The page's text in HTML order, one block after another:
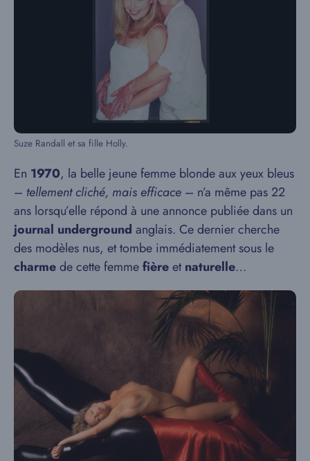
Suze Randall et sa fille Holly.
En 1970, la belle jeune femme blonde aux yeux bleus
– tellement cliché, mais efficace – n’a même pas 22
ans lorsqu’elle répond à une annonce publiée dans un
journal underground anglais. Ce dernier cherche
des modèles nus, et tombe immédiatement sous le
charmede cette femmefièreetnaturelle…